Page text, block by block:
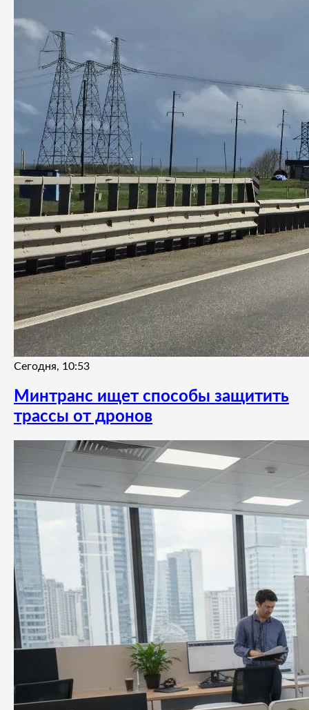
Сегодня, 10:53
Минтранс ищет способы защитить
трассы от дронов